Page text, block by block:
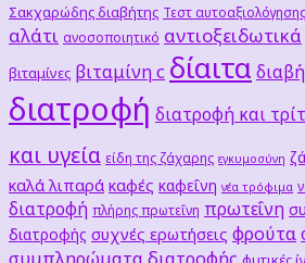
Σακχαρώδης διαβήτης Τεστ αυτοαξιολόγησης
αλάτι ανοσοποιητικό αντιοξειδωτικά
βιταμίνες βιταμίνη c δίαιτα
διατροφή διατροφή και
και υγεία είδη της ζάχαρης εγκυμοσύνη
καλά λιπαρά καφές καφεΐνη νέα τρόφιμα
διατροφή πλήρης πρωτεΐνη πρωτεΐνη
διατροφής συχνές ερωτήσεις φρούτα
συμπληρώματα διατροφής